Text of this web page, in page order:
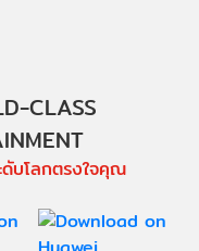
CLASS
บโลกตรงใจคุณ